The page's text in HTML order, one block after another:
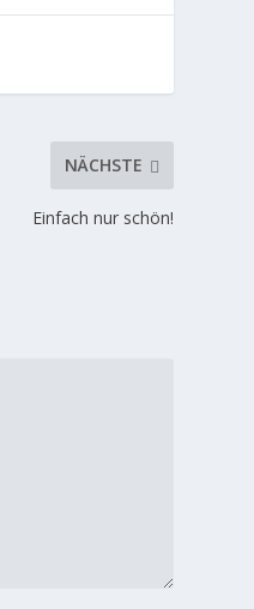
NÄCHSTE
Einfach nur schön!